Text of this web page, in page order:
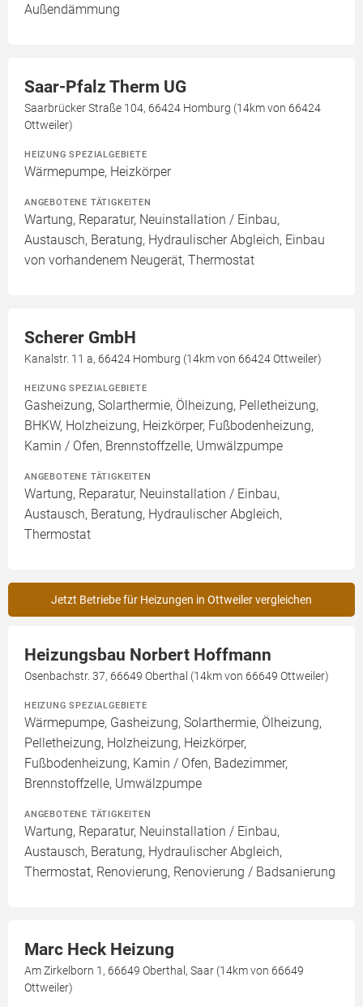
Außendämmung
Saar-Pfalz Therm UG
Saarbrücker Straße 104, 66424 Homburg (14km von 66424
Ottweiler)
HEIZUNG SPEZIALGEBIETE
Wärmepumpe, Heizkörper
ANGEBOTENE TÄTIGKEITEN
Wartung, Reparatur, Neuinstallation / Einbau,
Austausch, Beratung, Hydraulischer Abgleich, Einbau
von vorhandenem Neugerät, Thermostat
Scherer GmbH
Kanalstr. 11 a, 66424 Homburg (14km von 66424 Ottweiler)
HEIZUNG SPEZIALGEBIETE
Gasheizung, Solarthermie, Ölheizung, Pelletheizung,
BHKW, Holzheizung, Heizkörper, Fußbodenheizung,
Kamin / Ofen, Brennstoffzelle, Umwälzpumpe
ANGEBOTENE TÄTIGKEITEN
Wartung, Reparatur, Neuinstallation / Einbau,
Austausch, Beratung, Hydraulischer Abgleich,
Thermostat
Jetzt Betriebe für Heizungen in Ottweiler vergleichen
Heizungsbau Norbert Hoffmann
Osenbachstr. 37, 66649 Oberthal (14km von 66649 Ottweiler)
HEIZUNG SPEZIALGEBIETE
Wärmepumpe, Gasheizung, Solarthermie, Ölheizung,
Pelletheizung, Holzheizung, Heizkörper,
Fußbodenheizung, Kamin / Ofen, Badezimmer,
Brennstoffzelle, Umwälzpumpe
ANGEBOTENE TÄTIGKEITEN
Wartung, Reparatur, Neuinstallation / Einbau,
Austausch, Beratung, Hydraulischer Abgleich,
Thermostat, Renovierung, Renovierung / Badsanierung
Marc Heck Heizung
Am Zirkelborn 1, 66649 Oberthal, Saar (14km von 66649
Ottweiler)